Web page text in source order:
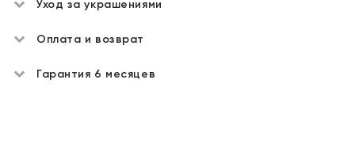
Уход за украшениями
Оплата и возврат
Гарантия 6 месяцев